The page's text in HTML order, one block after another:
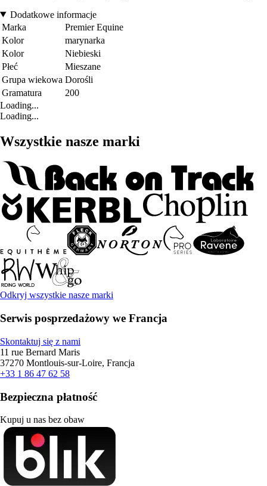
Dodatkowe informacje
Marka
Premier Equine
Kolor
marynarka
Kolor
Niebieski
Płeć
Mieszane
Grupa wiekowa Dorośli
Gramatura
200
Loading...
Loading...
Wszystkie nasze marki
Odkryj wszystkie nasze marki
Serwis posprzedażowy we Francja
Skontaktuj się z nami
11 rue Bernard Maris
37270 Montlouis-sur-Loire, Francja
+33 1 86 47 62 58
Bezpieczna płatność
Kupuj u nas bez obaw